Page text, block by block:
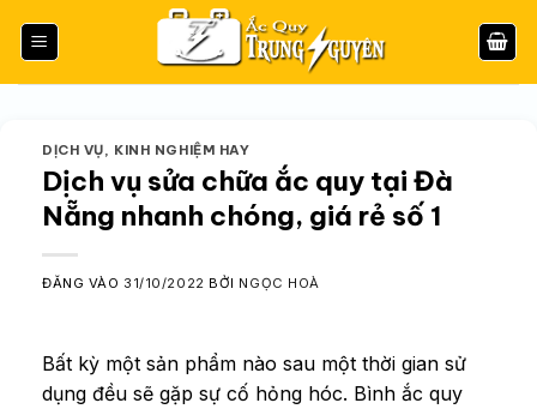
qua
DỊCH VỤ, KINH NGHIỆM HAY
Dịch vụ sửa chữa ắc quy tại Đà
Nẵng nhanh chóng, giá rẻ số 1
ĐĂNG VÀO 31/10/2022 BỞI NGỌC HOÀ
Bất kỳ một sản phẩm nào sau một thời gian sử
dụng đều sẽ gặp sự cố hỏng hóc. Bình ắc quy